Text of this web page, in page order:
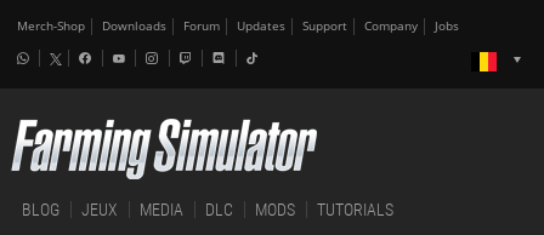
Merch-Shop Downloads Forum Updates Support Company Jobs
BLOG JEUX MEDIA DLC MODS TUTORIALS